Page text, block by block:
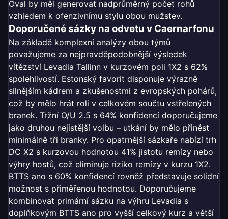
Oval by měl generovat nadprůměrný počet rohů
vzhledem k ofenzivnímu stylu obou mužstev.
Doporučené sázky na odvetu v Caernarfonu
Na základě komplexní analýzy obou týmů
považujeme za nejpravděpodobnější výsledek
vítězství Levadia Tallinn v kurzovém poli 1X2 s 62%
spolehlivostí. Estonský favorit disponuje výrazně
silnějším kádrem a zkušenostmi z evropských pohárů,
což by mělo hrát roli v celkovém součtu vstřelených
branek. Tržní O/U 2.5 s 64% konfidencí doporučujeme
jako druhou nejistější volbu – utkání by mělo přinést
minimálně tři branky. Pro opatrnější sázkaře nabízí trh
DC X2 s kurzovou hodnotou 41% jistotu remízy nebo
výhry hostů, což eliminuje riziko remízy v kurzu 1X2.
BTTS ano s 60% konfidencí rovněž představuje solidní
možnost s přiměřenou hodnotou. Doporučujeme
kombinovat primární sázku na výhru Levadia s
doplňkovým BTTS ano pro vyšší celkový kurz a větší